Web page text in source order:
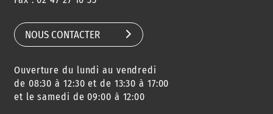
NOUS CONTACTER
Ouverture du lundi au vendredi
de 08:30 à 12:30 et de 13:30 à 17:00
et le samedi de 09:00 à 12:00